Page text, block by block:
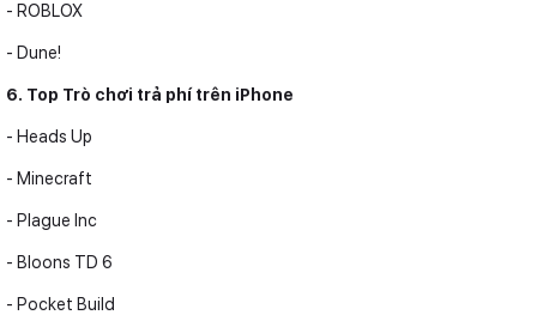
- ROBLOX
- Dune!
6. Top Trò chơi trả phí trên iPhone
- Heads Up
- Minecraft
- Plague Inc
- Bloons TD 6
- Pocket Build